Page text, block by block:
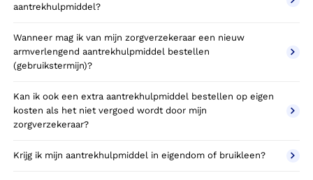
aantrekhulpmiddel?
Wanneer mag ik van mijn zorgverzekeraar een nieuw
armverlengend aantrekhulpmiddel bestellen
(gebruikstermijn)?
Kan ik ook een extra aantrekhulpmiddel bestellen op eigen
kosten als het niet vergoed wordt door mijn
zorgverzekeraar?
Krijg ik mijn aantrekhulpmiddel in eigendom of bruikleen?